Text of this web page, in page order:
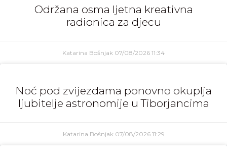
Održana osma ljetna kreativna
radionica za djecu
Katarina Bošnjak 07/08/2026 11:34
Noć pod zvijezdama ponovno okuplja
ljubitelje astronomije u Tiborjancima
Katarina Bošnjak 07/08/2026 11:29